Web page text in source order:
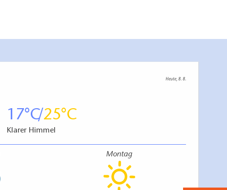
Heute, 8. 8.
17 25
Klarer Himmel
Montag